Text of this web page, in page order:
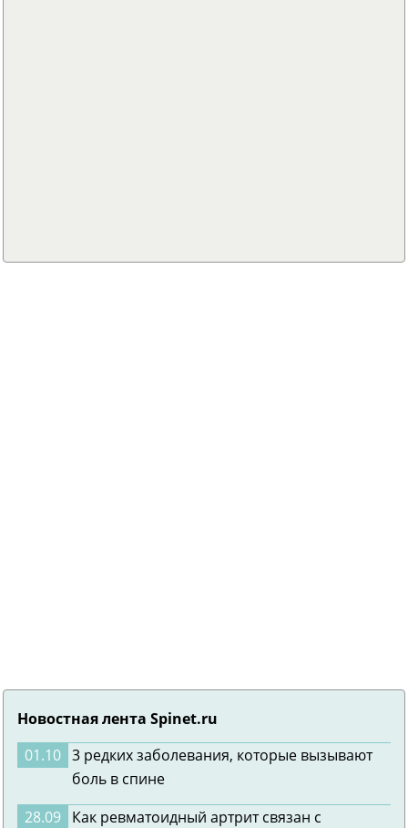
Новостная лента Spinet.ru
01.10 3 редких заболевания, которые вызывают
боль в спине
28.09 Как ревматоидный артрит связан с